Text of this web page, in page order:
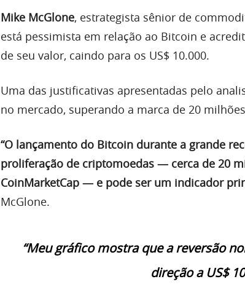
Mike McGlone, estrategista sênior de
está pessimista em relação ao Bitcoin e
de seu valor, caindo para os US$ 10.000.
Uma das justificativas apresentadas pelo
no mercado, superando a marca de 20
“O lançamento do Bitcoin durante a grande
proliferação de criptomoedas — cerca de 20
CoinMarketCap — e pode ser um indicador
McGlone.
“Meu gráfico mostra que a reversão
direção a US$